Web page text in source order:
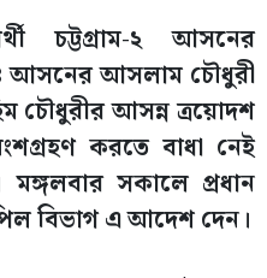
চট্টগ্রাম-২ আসনের
আসনের আসলাম চৌধুরী
চৌধুরীর আসন্ন ত্রয়োদশ
করতে বাধা নেই
সকালে প্রধান
বিভাগ এ আদেশ দেন।